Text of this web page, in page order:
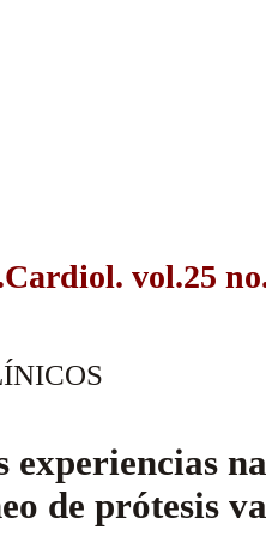
vol.25
experiencias
de prótesis